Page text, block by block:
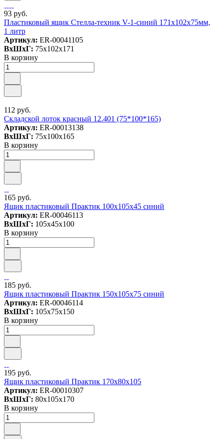
93 руб.
Пластиковый ящик Стелла-техник V-1-синий 171х102х75мм,
1 литр
Артикул: ER-00041105
ВxШxГ: 75x102x171
В корзину
112 руб.
Складской лоток красный 12.401 (75*100*165)
Артикул: ER-00013138
ВxШxГ: 75x100x165
В корзину
165 руб.
Ящик пластиковый Практик 100х105х45 синий
Артикул: ER-00046113
ВxШxГ: 105x45x100
В корзину
185 руб.
Ящик пластиковый Практик 150х105х75 синий
Артикул: ER-00046114
ВxШxГ: 105x75x150
В корзину
195 руб.
Ящик пластиковый Практик 170x80x105
Артикул: ER-00010307
ВxШxГ: 80x105x170
В корзину